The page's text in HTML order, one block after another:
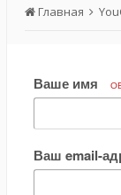
Главная
Ваше имя
Ваш email-